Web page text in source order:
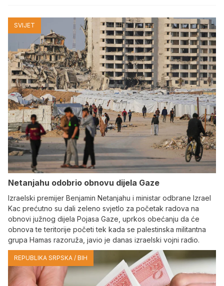
SVIJET
Netanjahu odobrio obnovu dijela Gaze
Izraelski premijer Benjamin Netanjahu i ministar odbrane Izrael
Kac prećutno su dali zeleno svjetlo za početak radova na
obnovi južnog dijela Pojasa Gaze, uprkos obećanju da će
obnova te teritorije početi tek kada se palestinska militantna
grupa Hamas razoruža, javio je danas izraelski vojni radio.
REPUBLIKA SRPSKA / BIH